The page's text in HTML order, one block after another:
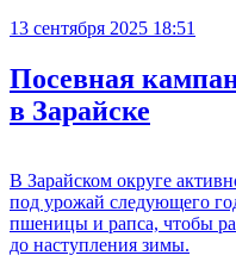
13 сентября 2025 18:51
Посевная
в Зарайске
В Зарайском округе
под урожай следующего
пшеницы и рапса, чтобы
до наступления зимы.